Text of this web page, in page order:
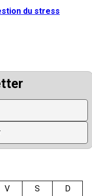
du stress
V S
D